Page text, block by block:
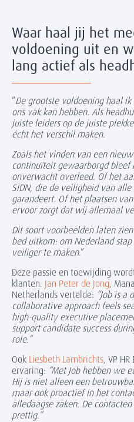
Waar haal jij het
voldoening uit en
lang actief als
“De grootste voldoening haal
ons vak kan hebben. Als
juiste leiders op de juiste
écht het verschil maken.
Zoals het vinden van een
continuïteit gewaarborgd bleef
onverwacht overleed. Of het
SIDN, die de veiligheid van
garandeert. Of het plaatsen
ervoor zorgt dat wij allemaal
Dit soort voorbeelden laten
bed uitkom: om Nederland
veiliger te maken.”
Deze passie en toewijding
klanten. Jan Peter de Jong,
Netherlands vertelde: “Job is a
collaborative approach feels
high-quality executive
support candidate success
role.”
Ook Liesbeth Lambrichts, VP
ervaring: “Met Job hebben we
Hij is niet alleen een
maar ook proactief in het
alledaagse zaken. De
prettig.”